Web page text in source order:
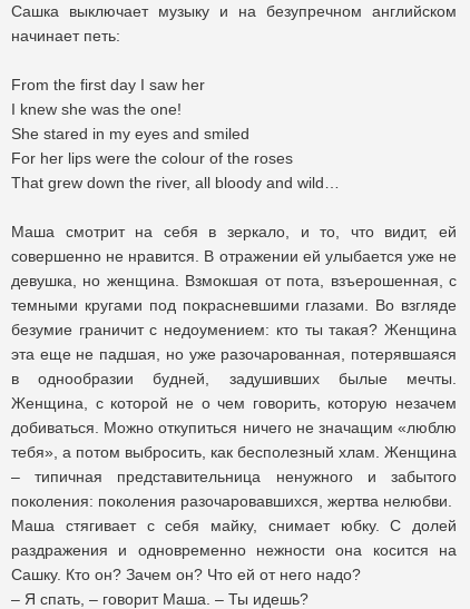
Сашка выключает музыку и на безупречном английском
начинает петь:
From the first day I saw her
I knew she was the one!
She stared in my eyes and smiled
For her lips were the colour of the roses
That grew down the river, all bloody and wild…
Маша смотрит на себя в зеркало, и то, что видит, ей
совершенно не нравится. В отражении ей улыбается уже не
девушка, но женщина. Взмокшая от пота, взъерошенная, с
темными кругами под покрасневшими глазами. Во взгляде
безумие граничит с недоумением: кто ты такая? Женщина
эта еще не падшая, но уже разочарованная, потерявшаяся
в однообразии будней, задушивших былые мечты.
Женщина, с которой не о чем говорить, которую незачем
добиваться. Можно откупиться ничего не значащим «люблю
тебя», а потом выбросить, как бесполезный хлам. Женщина
– типичная представительница ненужного и забытого
поколения: поколения разочаровавшихся, жертва нелюбви.
Маша стягивает с себя майку, снимает юбку. С долей
раздражения и одновременно нежности она косится на
Сашку. Кто он? Зачем он? Что ей от него надо?
– Я спать, – говорит Маша. – Ты идешь?